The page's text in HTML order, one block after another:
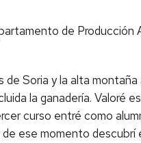
de Producción
de Soria y la alta
la ganadería. Valoré
curso entré como
ese momento descubrí